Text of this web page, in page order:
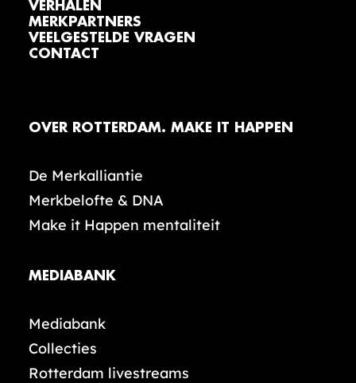
VERHALEN
MERKPARTNERS
VEELGESTELDE VRAGEN
CONTACT
OVER ROTTERDAM. MAKE IT HAPPEN
De Merkalliantie
Merkbelofte & DNA
Make it Happen mentaliteit
MEDIABANK
Mediabank
Collecties
Rotterdam livestreams